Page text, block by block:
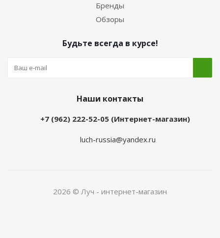
Бренды
Обзоры
Будьте всегда в курсе!
Наши контакты
+7 (962) 222-52-05 (Интернет-магазин)
luch-russia@yandex.ru
2026 © Луч - интернет-магазин